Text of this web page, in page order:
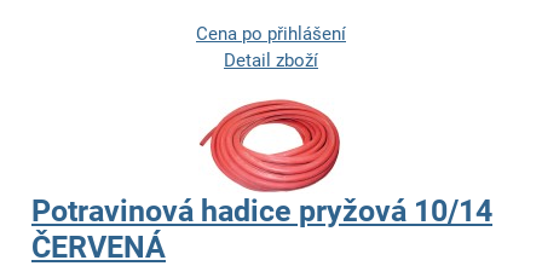
Cena po přihlášení
Detail zboží
Potravinová hadice pryžová 10/14
ČERVENÁ